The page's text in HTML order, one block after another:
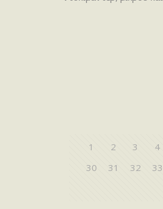
1 2 3 4
30
31 32 33